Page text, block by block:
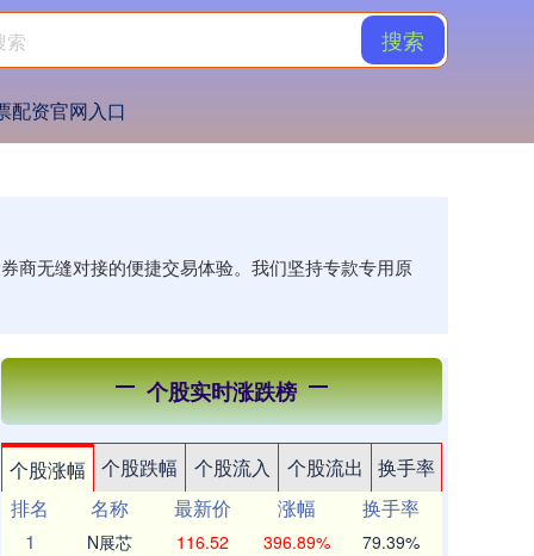
搜索
配资官网入口
商无缝对接的便捷交易体验。我们坚持专款专用原
个股实时涨跌榜
个股涨幅 个股跌幅 个股流入 个股流出
换手率
排名
名称 最新价 涨幅
换手率
1
N展芯 116.52 396.89% 79.39%